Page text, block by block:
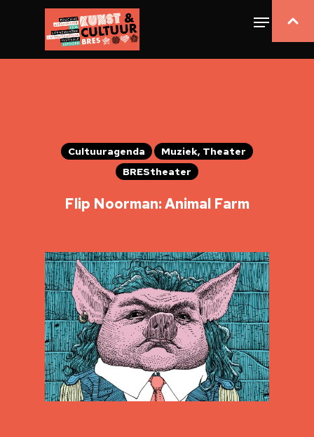
Cultuuragenda
Muziek, Theater
BREStheater
Flip Noorman: Animal Farm